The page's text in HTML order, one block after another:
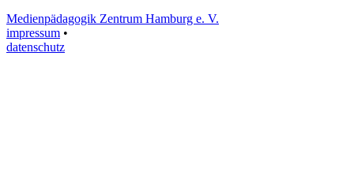
Medienpädagogik Zentrum Hamburg e. V.
impressum •
datenschutz